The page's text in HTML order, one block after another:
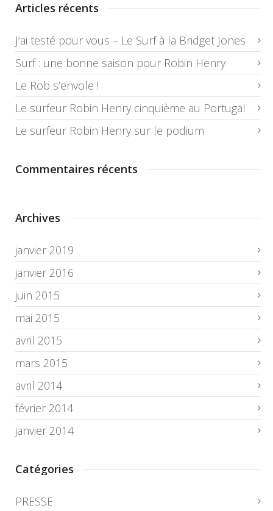
Articles récents
J’ai testé pour vous – Le Surf à la Bridget Jones
Surf : une bonne saison pour Robin Henry
Le Rob s’envole !
Le surfeur Robin Henry cinquième au Portugal
Le surfeur Robin Henry sur le podium
Commentaires récents
Archives
janvier 2019
janvier 2016
juin 2015
mai 2015
avril 2015
mars 2015
avril 2014
février 2014
janvier 2014
Catégories
PRESSE